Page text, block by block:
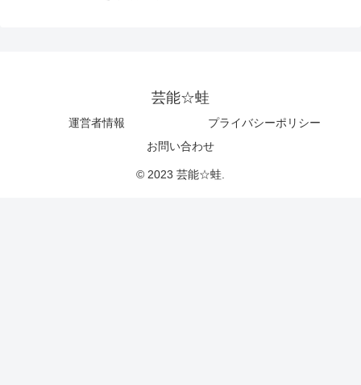
芸能☆蛙
運営者情報
プライバシーポリシー
お問い合わせ
© 2023 芸能☆蛙.